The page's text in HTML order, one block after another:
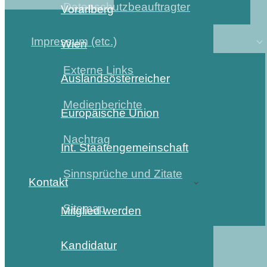
Datenschutzbeauftragter
Impressum (etc.)
Externe Links
Medienberichte
Nachtrag
Sinnsprüche und Zitate
Sitemap
Vorarlberg
Wien
Auslandsösterreicher
Europäische Union
Int. Staatengemeinschaft
Kontakt
Mitglied werden
Kandidatur